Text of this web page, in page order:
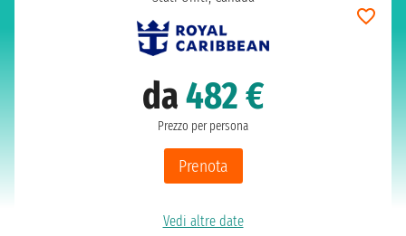
da482 €
Prezzo per persona
Prenota
Vedi altre date